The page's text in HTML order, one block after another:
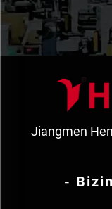
Jiangmen
-